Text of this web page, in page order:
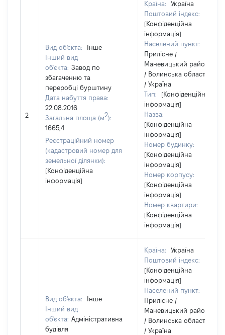
2
Вид об'єкта:
Інше
Інший вид
об'єкта: Завод по
збагаченню та
переробці бурштину
Дата набуття права:
22.08.2016
Загальна площа (м2):
1665,4
Реєстраційний номер
(кадастровий номер для
земельної ділянки):
[Конфіденційна
інформація]
Країна:
Україна
Поштовий індекс:
[Конфіденційна
інформація]
Населений пункт:
Прилісне /
Маневицький район
/ Волинська область
/ Україна
Тип:
[Конфіденційна
інформація]
Назва:
[Конфіденційна
інформація]
Номер будинку:
[Конфіденційна
інформація]
Номер корпусу:
[Конфіденційна
інформація]
Номер квартири:
[Конфіденційна
інформація]
Вид об'єкта:
Інше
Інший вид
об'єкта: Адміністративна
будівля
Країна:
Україна
Поштовий індекс:
[Конфіденційна
інформація]
Населений пункт:
Прилісне /
Маневицький район
/ Волинська область
/ Україна